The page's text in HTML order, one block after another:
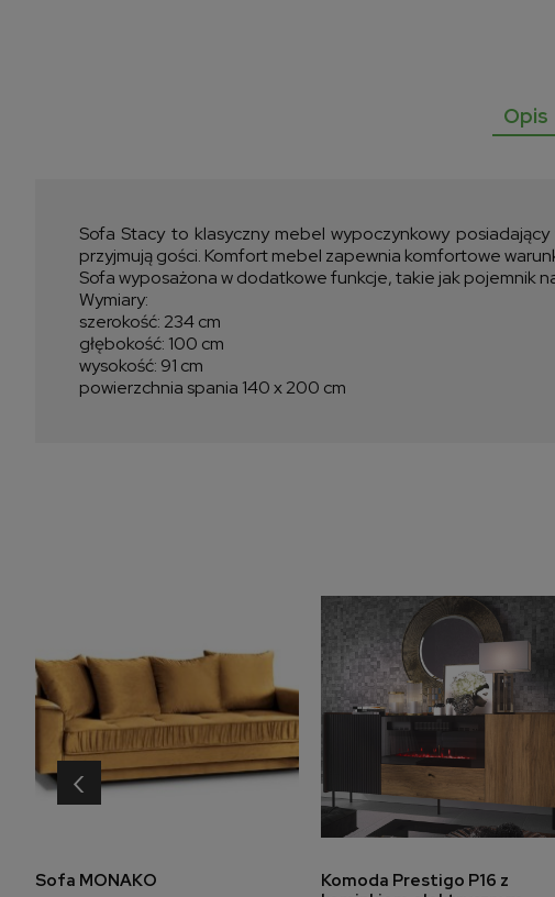
Opis
Sofa Stacy to klasyczny mebel wypoczynkowy
przyjmują gości. Komfort mebel zapewnia komfortowe
Sofa wyposażona w dodatkowe funkcje, takie jak pojemnik
Wymiary:
szerokość: 234 cm
głębokość: 100 cm
wysokość: 91 cm
powierzchnia spania 140 x 200 cm
Sofa MONAKO
Komoda Prestigo P16 z
‹